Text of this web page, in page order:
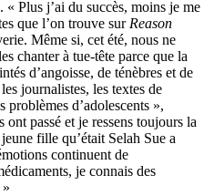
Plus j’ai du succès, moins je me
que l’on trouve sur Reason
Même si, cet été, nous ne
chanter à tue-tête parce que la
d’angoisse, de ténèbres et de
journalistes, les textes de
problèmes d’adolescents »,
passé et je ressens toujours la
fille qu’était Selah Sue a
continuent de
je connais des